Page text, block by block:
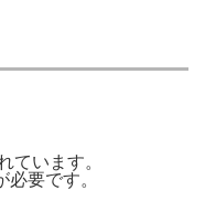
ています。
必要です。